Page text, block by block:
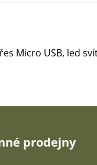
Micro USB, led
prodejny